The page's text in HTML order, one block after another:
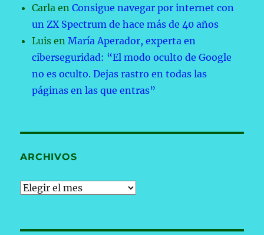
Carla enConsigue navegar por internet con
un ZX Spectrum de hace más de 40 años
Luis enMaría Aperador, experta en
ciberseguridad: “El modo oculto de Google
no es oculto. Dejas rastro en todas las
páginas en las que entras”
ARCHIVOS
Archivos